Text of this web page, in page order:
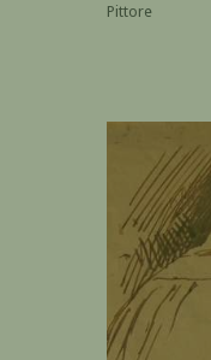
Pittore